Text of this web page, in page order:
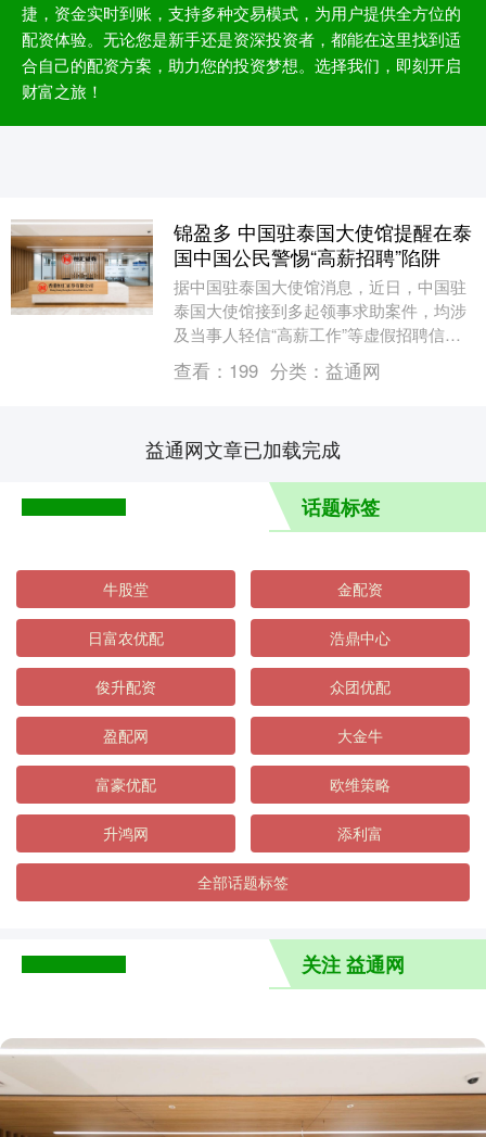
捷，资金实时到账，支持多种交易模式，为用户提供全方位的
配资体验。无论您是新手还是资深投资者，都能在这里找到适
合自己的配资方案，助力您的投资梦想。选择我们，即刻开启
财富之旅！
锦盈多 中国驻泰国大使馆提醒在泰
国中国公民警惕“高薪招聘”陷阱
据中国驻泰国大使馆消息，近日，中国驻
泰国大使馆接到多起领事求助案件，均涉
及当事人轻信“高薪工作”等虚假招聘信
息，被诱骗至泰国后失联。中国驻泰国使
馆再次郑重提醒来....
查看： 199 分类： 益通网
益通网文章已加载完成
话题标签
牛股堂 金配资
日富农优配 浩鼎中心
俊升配资 众团优配
盈配网 大金牛
富豪优配 欧维策略
升鸿网 添利富
全部话题标签
关注 益通网